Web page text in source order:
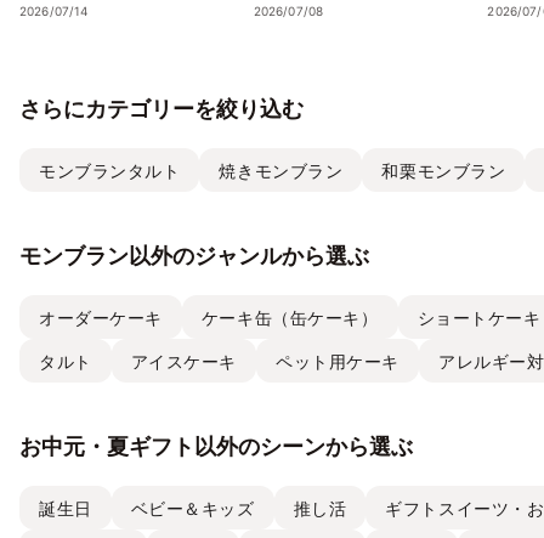
ーで涼を届ける夏ギフト
2026/07/14
ーツギフトと失敗しない選
2026/07/08
ツギフ
2026/
さらにカテゴリーを絞り込む
モンブランタルト 焼きモンブラン 和栗モンブラン
モンブラン以外のジャンルから選ぶ
オーダーケーキ ケーキ缶（缶ケーキ） ショートケー
タルト アイスケーキ ペット用ケーキ アレルギー
お中元・夏ギフト以外のシーンから選ぶ
誕生日 ベビー＆キッズ 推し活 ギフトスイーツ・